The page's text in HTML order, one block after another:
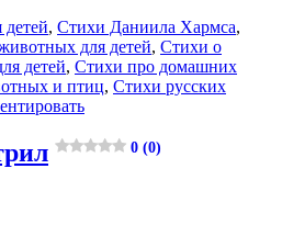
, Стихи Даниила Хармса,
для детей, Стихи о
детей, Стихи про домашних
и птиц, Стихи русских
0 (0)